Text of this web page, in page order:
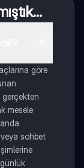
göre
mesele
sohbet